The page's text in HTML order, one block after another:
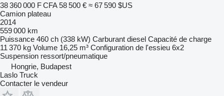
38 360 000 F CFA 58 500 € ≈ 67 590 $US
Camion plateau
2014
559 000 km
Puissance 460 ch (338 kW) Carburant diesel Capacité de charge
11 370 kg Volume 16,25 m³ Configuration de l'essieu 6x2
Suspension ressort/pneumatique
Hongrie, Budapest
Laslo Truck
Contacter le vendeur